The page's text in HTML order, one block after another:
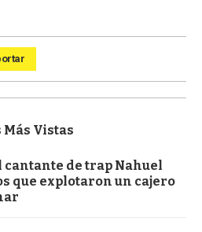
Más Vistas
de trap Nahuel
que explotaron un cajero